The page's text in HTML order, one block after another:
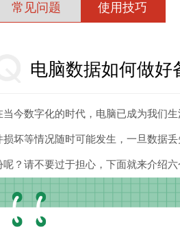
常见问题 使用技巧
电脑数据如何做
当今数字化的时代，电脑已成为我们
损坏等情况随时可能发生，一旦数据
呢？请不要过于担心，下面就来介绍